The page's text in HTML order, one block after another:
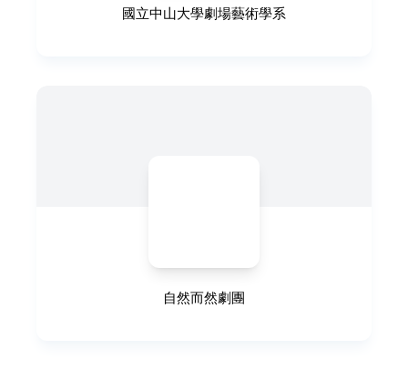
國立中山大學劇場藝術學系
自然而然劇團